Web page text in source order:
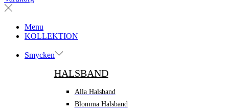
Menu
KOLLEKTION
Smycken
HALSBAND
Alla Halsband
Blomma Halsband